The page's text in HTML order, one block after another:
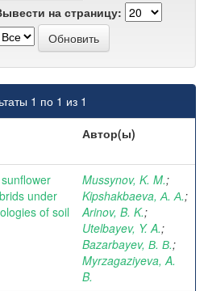
на страницу:
1 по 1 из 1
Автор(ы)
under
of soil
Mussynov, K. M.;
Kipshakbaeva, А. А.;
Arinov, B. K.;
Utelbayev, Y. A.;
Bazarbayev, В. В.;
Myrzagaziyeva, A.
B.